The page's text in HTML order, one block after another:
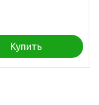
Купить